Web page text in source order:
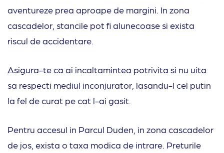
aventureze prea aproape de margini. In zona
cascadelor, stancile pot fi alunecoase si exista
riscul de accidentare.
Asigura-te ca ai incaltamintea potrivita si nu uita
sa respecti mediul inconjurator, lasandu-l cel putin
la fel de curat pe cat l-ai gasit.
Pentru accesul in Parcul Duden, in zona cascadelor
de jos, exista o taxa modica de intrare. Preturile